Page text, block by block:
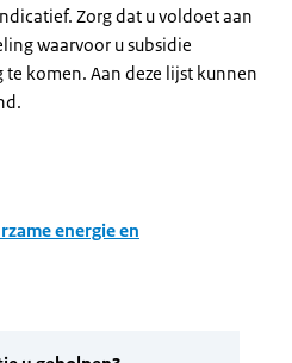
Zorg dat u voldoet aan
waarvoor u subsidie
komen. Aan deze lijst kunnen
energie en